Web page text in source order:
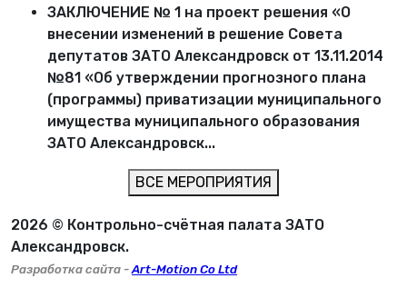
ЗАКЛЮЧЕНИЕ № 1 на проект решения «О
внесении изменений в решение Совета
депутатов ЗАТО Александровск от 13.11.2014
№81 «Об утверждении прогнозного плана
(программы) приватизации муниципального
имущества муниципального образования
ЗАТО Александровск...
ВСЕ МЕРОПРИЯТИЯ
2026 © Контрольно-счётная палата ЗАТО
Александровск.
Разработка сайта - Art-Motion Co Ltd